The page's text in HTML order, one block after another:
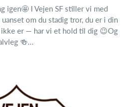
igen🤩 I Vejen SF stiller vi med
om du stadig tror, du er i din
er — har vi et hold til dig 😉Og
🍻...